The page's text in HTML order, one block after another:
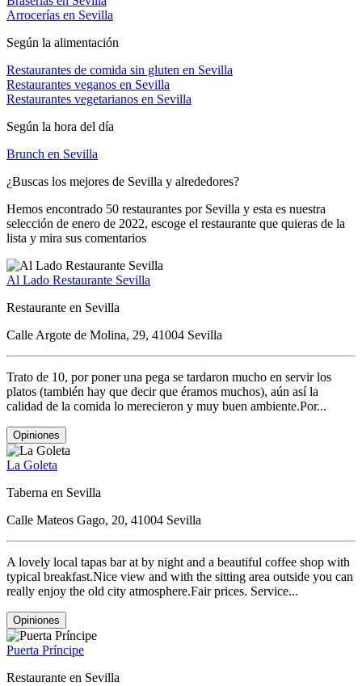
Arrocerías en Sevilla
Según la alimentación
Restaurantes de comida sin gluten en Sevilla
Restaurantes veganos en Sevilla
Restaurantes vegetarianos en Sevilla
Según la hora del día
Brunch en Sevilla
¿Buscas los mejores de Sevilla y alrededores?
Hemos encontrado 50 restaurantes por Sevilla y esta es nuestra
selección de enero de 2022, escoge el restaurante que quieras de la
lista y mira sus comentarios
Al Lado Restaurante Sevilla
Restaurante en Sevilla
Calle Argote de Molina, 29, 41004 Sevilla
Trato de 10, por poner una pega se tardaron mucho en servir los
platos (también hay que decir que éramos muchos), aún así la
calidad de la comida lo merecieron y muy buen ambiente.Por...
Opiniones
La Goleta
Taberna en Sevilla
Calle Mateos Gago, 20, 41004 Sevilla
A lovely local tapas bar at by night and a beautiful coffee shop with
typical breakfast.Nice view and with the sitting area outside you can
really enjoy the old city atmosphere.Fair prices. Service...
Opiniones
Puerta Príncipe
Restaurante en Sevilla